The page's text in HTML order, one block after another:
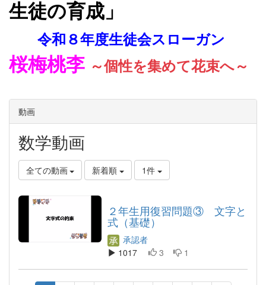
生徒の育成 」
令和８年度生徒会スローガン
桜梅桃李 ～個性を集めて花束へ～
動画
数学動画
全ての動画 新着順 1件
２年生用復習問題③ 文字と
式（基礎）
承認者
1017
3 1